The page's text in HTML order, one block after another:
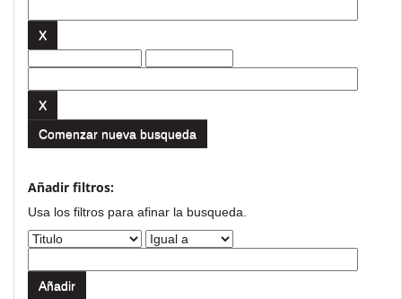
Comenzar nueva busqueda
Añadir filtros:
Usa los filtros para afinar la busqueda.